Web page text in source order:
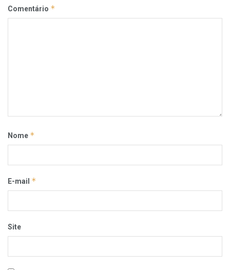
Comentário *
Nome *
E-mail *
Site